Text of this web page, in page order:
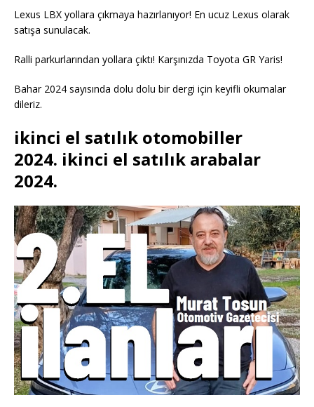
Lexus LBX yollara çıkmaya hazırlanıyor! En ucuz Lexus olarak
satışa sunulacak.
Ralli parkurlarından yollara çıktı! Karşınızda Toyota GR Yaris!
Bahar 2024 sayısında dolu dolu bir dergi için keyifli okumalar
dileriz.
ikinci el satılık otomobiller
2024. ikinci el satılık arabalar
2024.